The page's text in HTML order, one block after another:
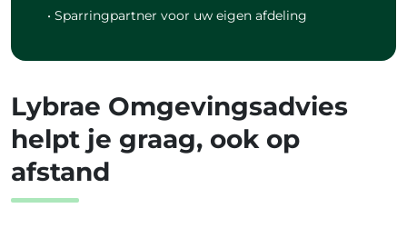
• Sparringpartner voor uw eigen afdeling
Lybrae Omgevingsadvies
helpt je graag, ook op
afstand